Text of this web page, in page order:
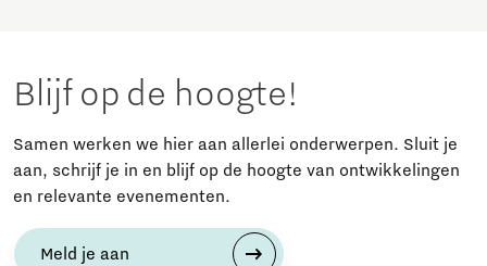
Blijf op de hoogte!
Samen werken we hier aan allerlei onderwerpen. Sluit je
aan, schrijf je in en blijf op de hoogte van ontwikkelingen
en relevante evenementen.
Meld je aan